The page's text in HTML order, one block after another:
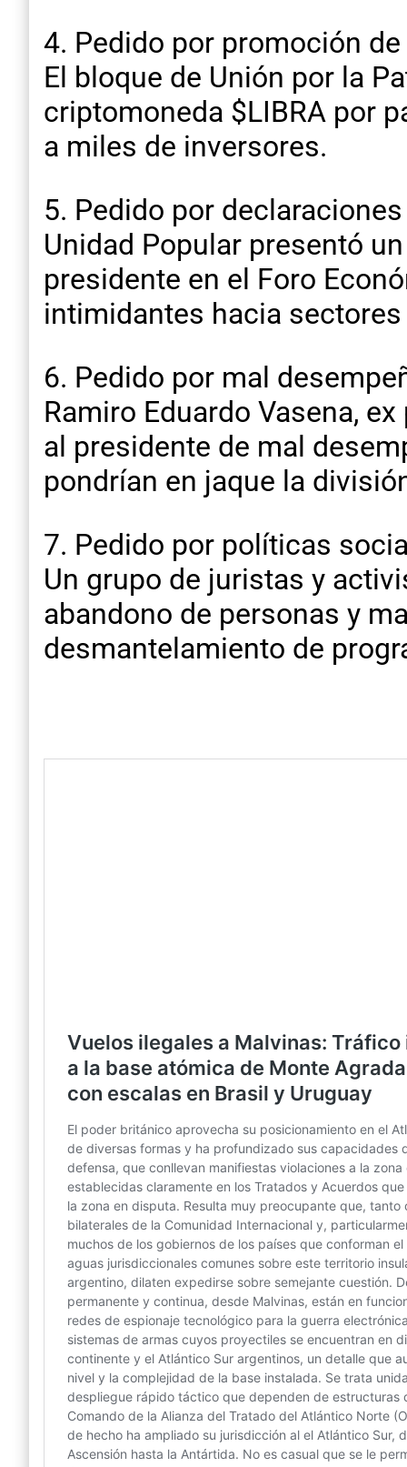
4. Pedido por promoción
El bloque de Unión por la
criptomoneda $LIBRA por
a miles de inversores. ​
5. Pedido por
Unidad Popular presentó
presidente en el Foro
intimidantes hacia
6. Pedido por mal
Ramiro Eduardo Vasena,
al presidente de mal
pondrían en jaque la
7. Pedido por políticas
Un grupo de juristas y
abandono de personas y
desmantelamiento de